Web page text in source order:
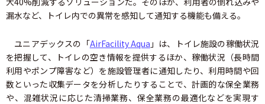
漏水など、トイレ内での異常を感知して通知する機能も備える。
ユニアデックスの「AirFacility Aqua 」は、トイレ施設の稼働状況
を把握して、トイレの空き情報を提供するほか、稼働状況（長時間
利用やポンプ障害など）を施設管理者に通知したり、利用時間や回
数といった収集データを分析したりすることで、計画的な保全業務
や、混雑状況に応じた清掃業務、保全業務の最適化などを実現す